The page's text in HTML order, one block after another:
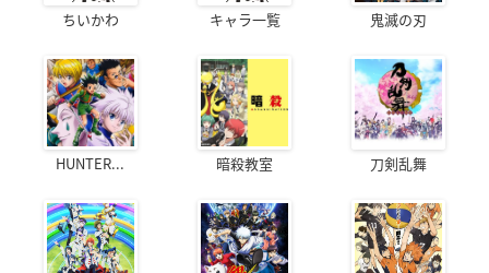
ちいかわ キャラ一覧 鬼滅の刃
HUNTER... 暗殺教室 刀剣乱舞